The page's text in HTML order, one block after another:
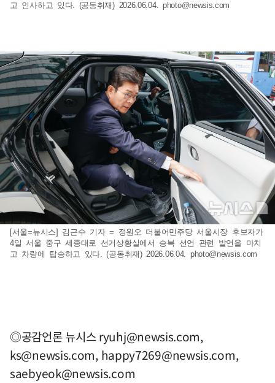
고 인사하고 있다. (공동취재) 2026.06.04. photo@newsis.com
[서울=뉴시스] 김근수 기자 = 정원오 더불어민주당 서울시장 후보자가
4일 서울 중구 세종대로 선거상황실에서 승복 선언 관련 발언을 마치
고 차량에 탑승하고 있다. (공동취재) 2026.06.04. photo@newsis.com
◎공감언론 뉴시스ryuhj@newsis.com,
ks@newsis.com, happy7269@newsis.com,
saebyeok@newsis.com